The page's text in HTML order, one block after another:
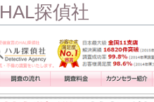
HAL探偵社